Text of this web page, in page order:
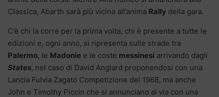
Classica, Abarth sarà più vicina all’anima Rally della gara.
C’è chi la corre per la prima volta, chi è presente a tutte le
edizioni e, ogni anno, si ripresenta sulle strade tra
Palermo, le Madonie e le coste messinesi arrivando dagli
States, nel caso di David Anglard proponendosi con una
Lancia Fulvia Zagato Competizione del 1968, ma anche
John e Timothy Piccin che si annunciano al via con una